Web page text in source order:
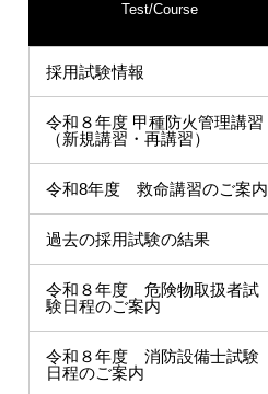
Test/Course
採用試験情報
令和８年度 甲種防火管理講習
（新規講習・再講習）
令和8年度 救命講習のご案内
過去の採用試験の結果
令和８年度 危険物取扱者試
験日程のご案内
令和８年度 消防設備士試験
日程のご案内